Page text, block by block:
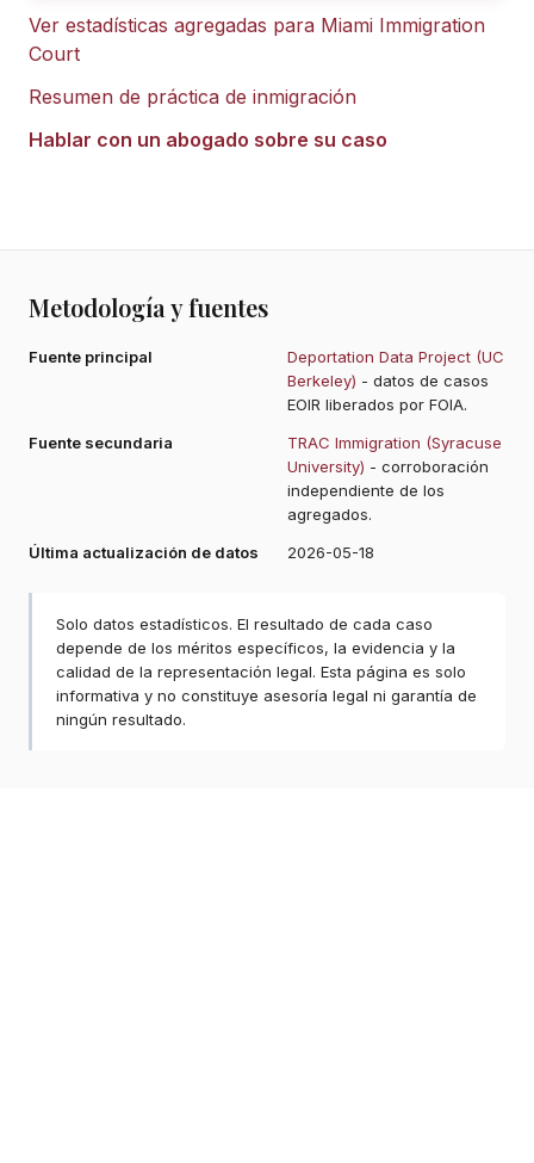
Ver estadísticas agregadas para Miami Immigration
Court
Resumen de práctica de inmigración
Hablar con un abogado sobre su caso
Metodología y fuentes
Fuente principal
Deportation Data Project (UC
Berkeley) - datos de casos
EOIR liberados por FOIA.
Fuente secundaria
TRAC Immigration (Syracuse
University) - corroboración
independiente de los
agregados.
Última actualización de datos
2026-05-18
Solo datos estadísticos. El resultado de cada caso
depende de los méritos específicos, la evidencia y la
calidad de la representación legal. Esta página es solo
informativa y no constituye asesoría legal ni garantía de
ningún resultado.